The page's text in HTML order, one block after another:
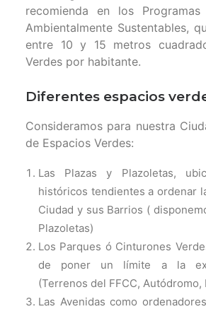
recomienda en los
Ambientalmente Sustentables,
entre 10 y 15 metros
Verdes por habitante.
Diferentes espacios
Consideramos para nuestra
de Espacios Verdes:
Las Plazas y Plazoletas,
históricos tendientes a ordenar
Ciudad y sus Barrios (
Plazoletas)
Los Parques ó Cinturones
de poner un límite a la
(Terrenos del FFCC, Autódromo,
Las Avenidas como